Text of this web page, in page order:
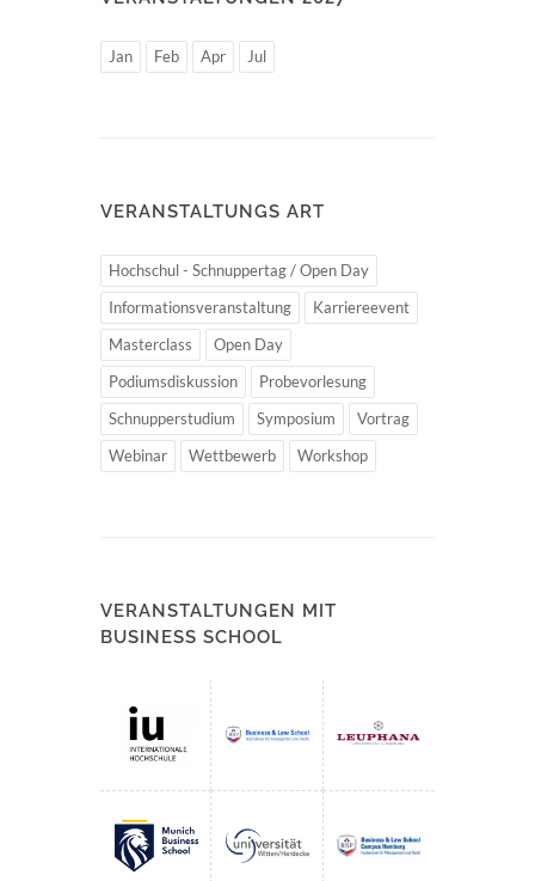
Jan Feb Apr Jul
VERANSTALTUNGS ART
Hochschul - Schnuppertag / Open Day
Informationsveranstaltung
Karriereevent
Masterclass
Open Day
Podiumsdiskussion
Probevorlesung
Schnupperstudium
Symposium
Vortrag
Webinar
Wettbewerb Workshop
VERANSTALTUNGEN MIT
BUSINESS SCHOOL